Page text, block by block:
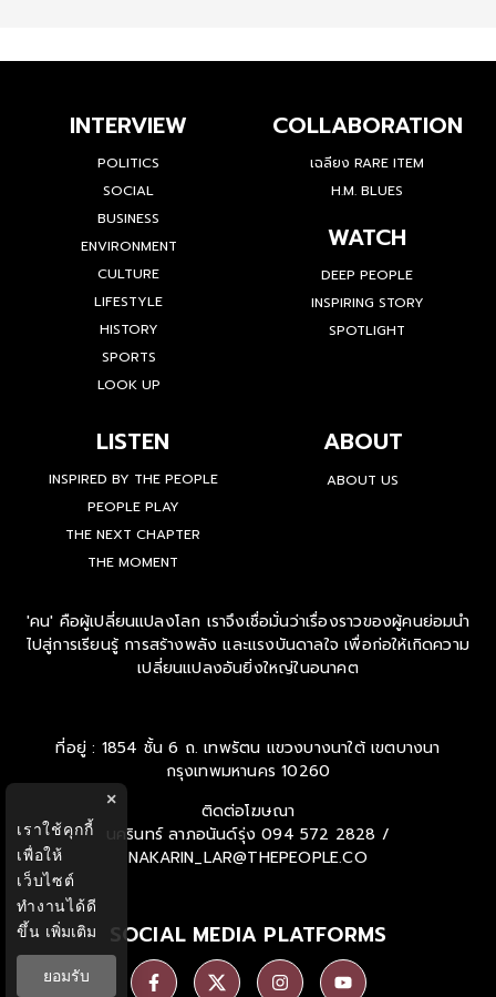
INTERVIEW
POLITICS
SOCIAL
BUSINESS
ENVIRONMENT
CULTURE
LIFESTYLE
HISTORY
SPORTS
LOOK UP
COLLABORATION
เฉลียง RARE ITEM
H.M. BLUES
WATCH
DEEP PEOPLE
INSPIRING STORY
SPOTLIGHT
LISTEN
INSPIRED BY THE PEOPLE
PEOPLE PLAY
THE NEXT CHAPTER
THE MOMENT
ABOUT
ABOUT US
'คน' คือผู้เปลี่ยนแปลงโลก เราจึงเชื่อมั่นว่าเรื่องราวของผู้คนย่อมนำ
ไปสู่การเรียนรู้ การสร้างพลัง และแรงบันดาลใจ เพื่อก่อให้เกิดความ
เปลี่ยนแปลงอันยิ่งใหญ่ในอนาคต
ที่อยู่ : 1854 ชั้น 6 ถ. เทพรัตน แขวงบางนาใต้ เขตบางนา
กรุงเทพมหานคร 10260
ติดต่อโฆษณา
นครินทร์ ลาภอนันด์รุ่ง 094 572 2828 /
NAKARIN_LAR@THEPEOPLE.CO
SOCIAL MEDIA PLATFORMS
×
เราใช้คุกกี้
เพื่อให้
เว็บไซต์
ทำงานได้ดี
ขึ้น เพิ่มเติม
ยอมรับ